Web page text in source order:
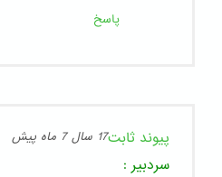
پاسخ
پیوند ثابت17 سال 7 ماه پیش
سردبیر :